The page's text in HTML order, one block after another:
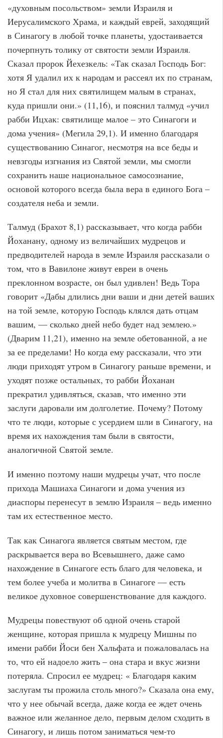
«духовным посольством» земли Израиля и
Иерусалимского Храма, и каждый еврей, заходящий
в Синагогу в любой точке планеты, удостаивается
почерпнуть толику от святости земли Израиля.
Сказал пророк Йехезкель: «Так сказал Господь Бог:
хотя Я удалил их к народам и рассеял их по странам,
но Я стал для них святилищем малым в странах,
куда пришли они.» (11,16), и пояснил талмуд «учил
рабби Ицхак: святилище малое – это Синагоги и
дома учения» (Мегила 29,1). И именно благодаря
существованию Синагог, несмотря на все беды и
невзгоды изгнания из Святой земли, мы смогли
сохранить наше национальное самосознание,
основой которого всегда была вера в единого Бога –
создателя неба и земли.
Талмуд (Брахот 8,1) рассказывает, что когда рабби
Йоханану, одному из величайших мудрецов и
предводителей народа в земле Израиля рассказали о
том, что в Вавилоне живут евреи в очень
преклонном возрасте, он был удивлен! Ведь Тора
говорит «Дабы длились дни ваши и дни детей ваших
на той земле, которую Господь клялся дать отцам
вашим, — сколько дней небо будет над землею.»
(Дварим 11,21), именно на земле обетованной, а не
за ее пределами! Но когда ему рассказали, что эти
люди приходят утром в Синагогу раньше времени, и
уходят позже остальных, то рабби Йоханан
прекратил удивляться, сказав, что именно эти
заслуги даровали им долголетие. Почему? Потому
что те люди, которые с усердием шли в Синагогу, на
время их нахождения там были в святости,
аналогичной Святой земле.
И именно поэтому наши мудрецы учат, что после
прихода Машиаха Синагоги и дома учения из
диаспоры перенесут в землю Израиля – ведь именно
там их естественное место.
Так как Синагога является святым местом, где
раскрывается вера во Всевышнего, даже само
нахождение в Синагоге есть благо для человека, и
тем более учеба и молитва в Синагоге — есть
великое духовное совершенствование для каждого.
Мудрецы повествуют об одной очень старой
женщине, которая пришла к мудрецу Мишны по
имени рабби Йоси бен Хальфата и пожаловалась на
то, что ей надоело жить – она стара и вкус жизни
потеряла. Спросил ее мудрец: « Благодаря каким
заслугам ты прожила столь много?» Сказала она ему,
что у нее обычай всегда, даже когда ее ждет очень
важное или желанное дело, первым делом сходить в
Синагогу, и лишь потом заниматься чем-то